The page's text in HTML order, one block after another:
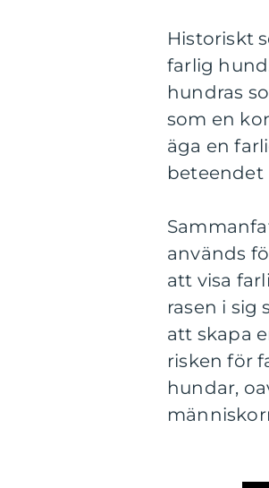
Historiskt
farlig
hundras
som en
äga en
beteendet
används
att visa
rasen i sig
att skapa
risken för
hundar,